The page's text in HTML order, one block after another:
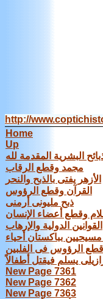
http://
Home
Up
البشرية المقدمة لله
مجمد وقطع الرقاب
الأزهر يفتى بالذبح والنحر
القرآن وقطع الرؤوس
ذبح مليونى أرمنى
وقطع أعضاء الإنسان
القوانين الدولية والإرهاب
بباكستان أحياء
قطع الرؤوس فى الفلبين
يسلم فيقتل أطفالاً
New Page 7361
New Page 7362
New Page 7363